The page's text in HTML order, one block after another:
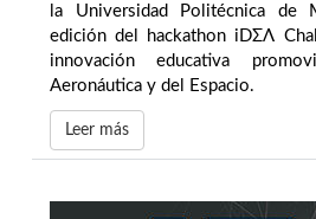
la Universidad Politécnica de
edición del hackathon iDΣΛ
innovación educativa
Aeronáutica y del Espacio.
Leer más